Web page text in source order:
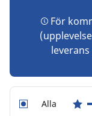
För
Allastar reviews